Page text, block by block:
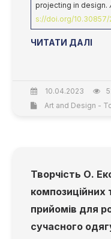
projecting in design.
s://doi.org/
ЧИТАТИ ДАЛІ
10.04.2023
Art and Design -
Творчість О.
прийомів для
сучасного